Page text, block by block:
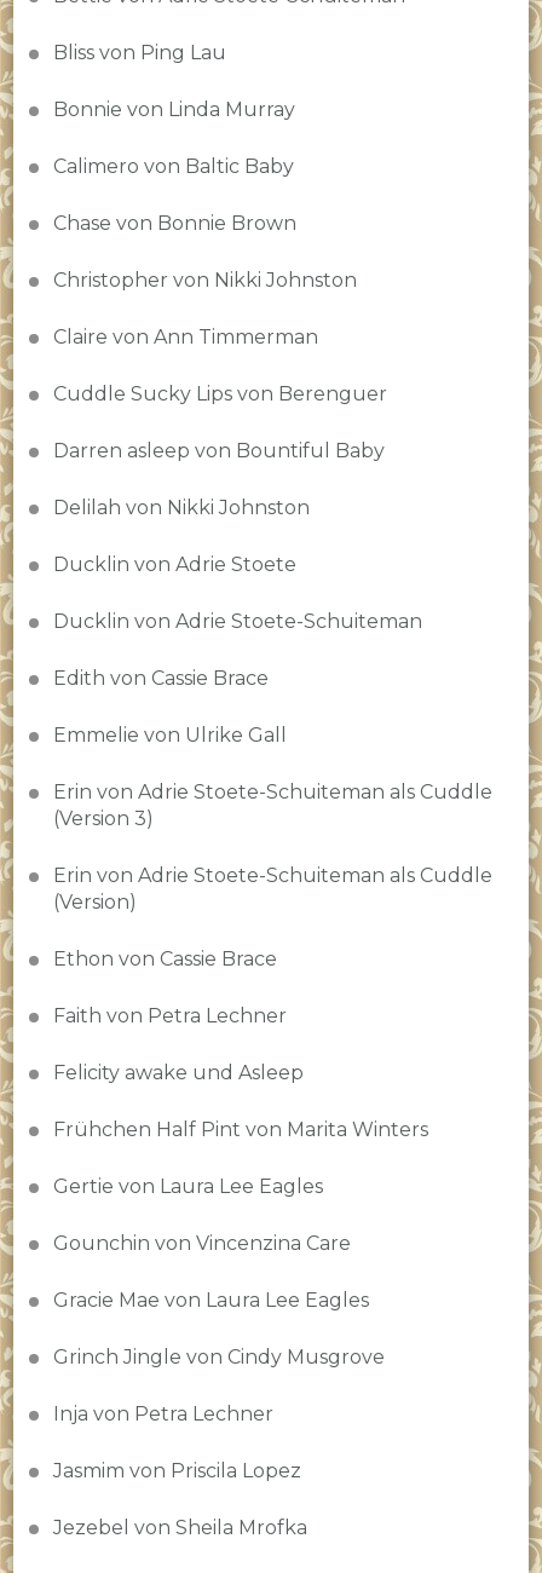
Bliss von Ping Lau
Bonnie von Linda Murray
Calimero von Baltic Baby
Chase von Bonnie Brown
Christopher von Nikki Johnston
Claire von Ann Timmerman
Cuddle Sucky Lips von Berenguer
Darren asleep von Bountiful Baby
Delilah von Nikki Johnston
Ducklin von Adrie Stoete
Ducklin von Adrie Stoete-Schuiteman
Edith von Cassie Brace
Emmelie von Ulrike Gall
Erin von Adrie Stoete-Schuiteman als Cuddle
(Version 3)
Erin von Adrie Stoete-Schuiteman als Cuddle
(Version)
Ethon von Cassie Brace
Faith von Petra Lechner
Felicity awake und Asleep
Frühchen Half Pint von Marita Winters
Gertie von Laura Lee Eagles
Gounchin von Vincenzina Care
Gracie Mae von Laura Lee Eagles
Grinch Jingle von Cindy Musgrove
Inja von Petra Lechner
Jasmim von Priscila Lopez
Jezebel von Sheila Mrofka